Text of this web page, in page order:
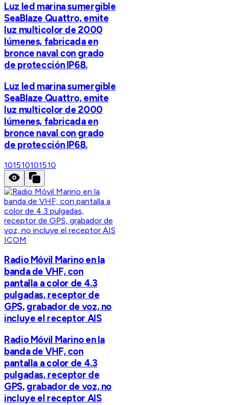
Luz led marina sumergible
SeaBlaze Quattro, emite
luz multicolor de 2000
lúmenes, fabricada en
bronce naval con grado
de protección IP68.
Luz led marina sumergible
SeaBlaze Quattro, emite
luz multicolor de 2000
lúmenes, fabricada en
bronce naval con grado
de protección IP68.
101510101510
ICOM
Radio Móvil Marino en la
banda de VHF, con
pantalla a color de 4.3
pulgadas, receptor de
GPS, grabador de voz, no
incluye el receptor AIS
Radio Móvil Marino en la
banda de VHF, con
pantalla a color de 4.3
pulgadas, receptor de
GPS, grabador de voz, no
incluye el receptor AIS